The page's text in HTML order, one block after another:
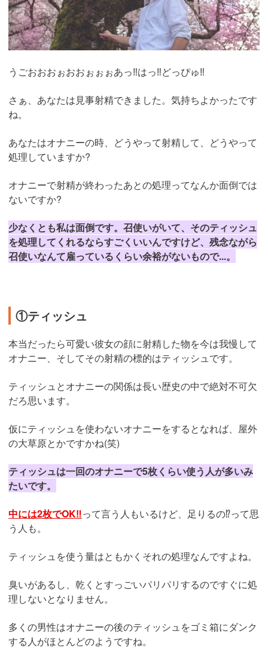
うごおおおぉおおぉぉぉあっ‼︎はっ‼︎どっぴゅ‼︎
さぁ、あなたは見事射精できました。気持ちよかったです
ね。
あなたはオナニーの時、どうやって射精して、どうやって
処理していますか?
オナニーで射精が終わったあとの処理ってなんか面倒では
ないですか?
少なくとも私は面倒です。召使いがいて、そのティッシュ
を処理してくれるならすごくいいんですけど、残念ながら
召使いなんて雇っているくらい余裕がないもので...。
①ティッシュ
本当だったら可愛い彼女の顔に射精した物を今は我慢して
オナニー、そしてその射精の標的はティッシュです。
ティッシュとオナニーの関係は長い歴史の中で絶対不可欠
だろ思います。
仮にティッシュを使わないオナニーをするとなれば、屋外
の大草原とかですかね(笑)
ティッシュは一回のオナニーで5枚くらい使う人が多いみ
たいです。
中には2枚でOK‼︎って言う人もいるけど、足りるの⁉︎って思
う人も。
ティッシュを使う量はともかくそれの処理なんですよね。
臭いがあるし、乾くとすっごいパリパリするのですぐに処
理しないとなりません。
多くの男性はオナニーの後のティッシュをゴミ箱にダンク
する人がほとんどのようですね。